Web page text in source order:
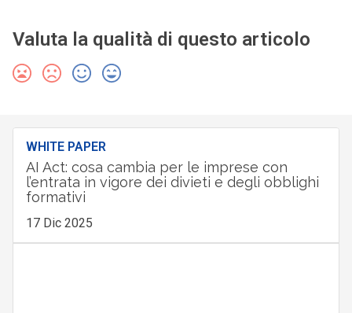
Valuta la qualità di questo articolo
WHITE PAPER
AI Act: cosa cambia per le imprese con
l’entrata in vigore dei divieti e degli obblighi
formativi
17 Dic 2025